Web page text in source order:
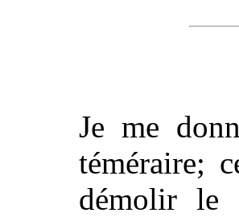
Je me
téméraire;
démolir le